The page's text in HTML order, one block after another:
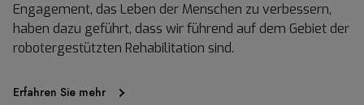
Engagement, das Leben der Menschen zu verbessern,
haben dazu geführt, dass wir führend auf dem Gebiet der
robotergestützten Rehabilitation sind.
Erfahren Sie mehr